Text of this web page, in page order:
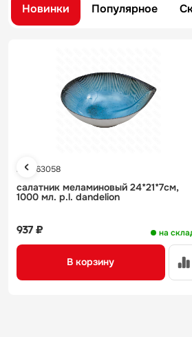
Новинки Популярное
Арт. 163058
салатник меламиновый 24*21*7см,
1000 мл. p.l. dandelion
на
937 ₽
В корзину